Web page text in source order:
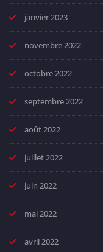
janvier 2023
novembre 2022
octobre 2022
septembre 2022
août 2022
juillet 2022
juin 2022
mai 2022
avril 2022